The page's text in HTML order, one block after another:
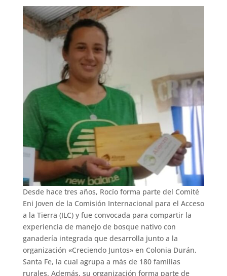
Desde hace tres años, Rocío forma parte del Comité
Eni Joven de la Comisión Internacional para el Acceso
a la Tierra (ILC) y fue convocada para compartir la
experiencia de manejo de bosque nativo con
ganadería integrada que desarrolla junto a la
organización «Creciendo Juntos» en Colonia Durán,
Santa Fe, la cual agrupa a más de 180 familias
rurales. Además, su organización forma parte de